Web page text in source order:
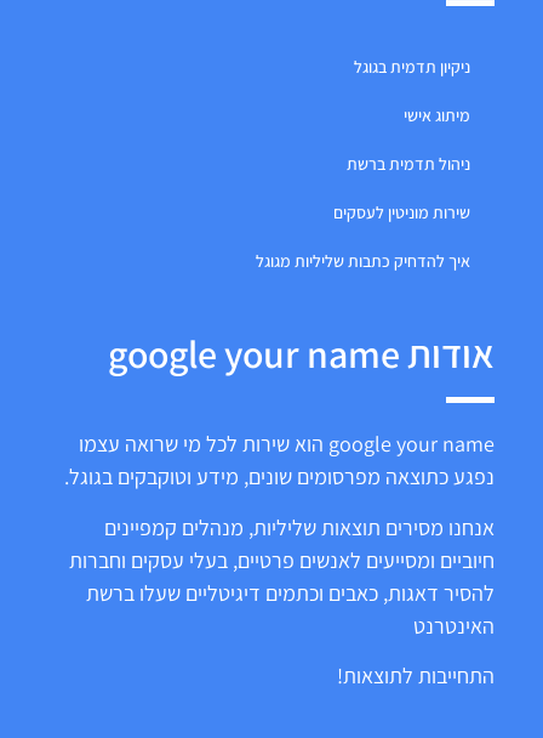
ניקיון תדמית בגוגל
מיתוג אישי
ניהול תדמית ברשת
שירות מוניטין לעסקים
איך להדחיק כתבות שליליות מגוגל
אודות google your name
google your name הוא שירות לכל מי שרואה עצמו
נפגע כתוצאה מפרסומים שונים, מידע וטוקבקים בגוגל.
אנחנו מסירים תוצאות שליליות, מנהלים קמפיינים
חיוביים ומסייעים לאנשים פרטיים, בעלי עסקים וחברות
להסיר דאגות, כאבים וכתמים דיגיטליים שעלו ברשת
האינטרנט
התחייבות לתוצאות!